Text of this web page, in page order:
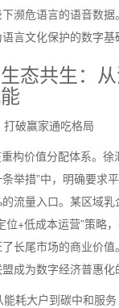
濒危语言的语音数据
言文化保护的数字基
态共生：
破赢家通吃格局
构价值分配体系。徐
举措”中，明确要求
流量入口。某区域
位+低成本运营”策略
长尾市场的商业价
成为数字经济普惠化
耗大户到碳中和服务